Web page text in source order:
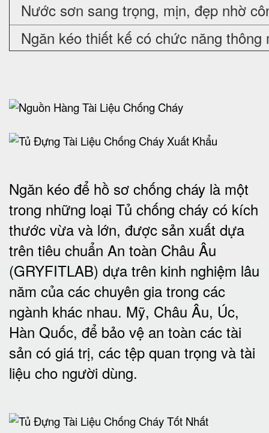
Nước sơn sang trọng, mịn, đẹp nhờ
Ngăn kéo thiết kế có chức năng
Ngăn kéo để hồ sơ chống cháy là một
trong những loại Tủ chống cháy có kích
thước vừa và lớn, được sản xuất dựa
trên tiêu chuẩn An toàn Châu Âu
(GRYFITLAB) dựa trên kinh nghiệm lâu
năm của các chuyên gia trong các
ngành khác nhau. Mỹ, Châu Âu, Úc,
Hàn Quốc, để bảo vệ an toàn các tài
sản có giá trị, các tệp quan trọng và tài
liệu cho người dùng.